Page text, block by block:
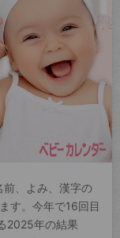
、よみ、漢字の
す。今年で16回目
2025年の結果